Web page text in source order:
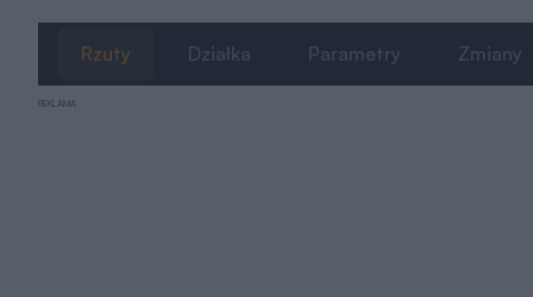
Rzuty Działka Parametry Zmiany
REKLAMA